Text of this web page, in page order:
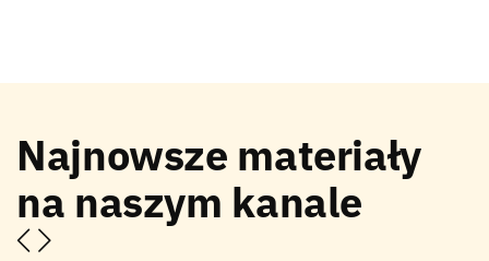
Najnowsze materiały
na naszym kanale